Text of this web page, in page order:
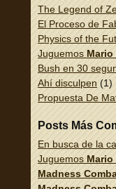
The Legend of
El Proceso de
Physics of the
Juguemos Mario
Bush en 30
Ahí disculpen (1)
Propuesta De
Posts Más
En busca de la
Juguemos Mario
Madness